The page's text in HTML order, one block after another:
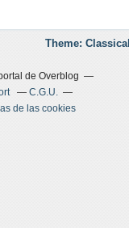
Theme:
de Overblog
C.G.U.
de las cookies